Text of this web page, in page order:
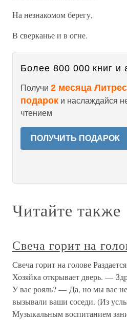
На незнакомом берегу,
В сверканье и в огне.
Более 800 000 книг и
Получи 2 месяца
подарок и наслаждайся
чтением
ПОЛУЧИТЬ ПОДАРОК
Читайте также
Свеча горит на
Свеча горит на голове
Хозяйка открывает дверь. —
У вас рояль? — Да, но мы вас
вызывали ваши соседи. (Из
Музыкальным воспитанием